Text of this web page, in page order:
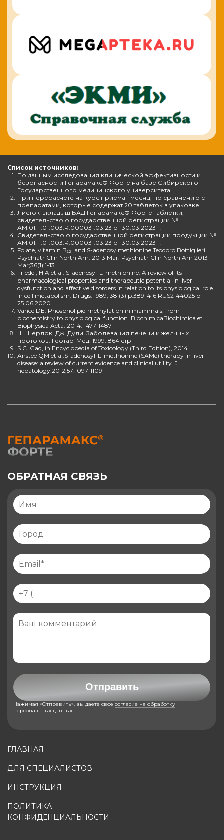
Список источников:
1. По данным исследования клинической эффективности и
безопасности Гепарамакс® Форте на базе Сибирского
Государственного медицинского университета
2. При перерасчете на курс приема 1 месяц, по сравнению с
препаратами, которые содержат 20 таблеток в упаковке
3. Листок-вкладыш БАД Гепарамакс® Форте таблетки,
свидетельство о государственной регистрации №
AM.01.11.01.003.R.000031.03.23 от 30.03.2023 г.
4. Свидетельство о государственной регистрации продукции №
AM.01.11.01.003.R.000031.03.23 от 30.03.2023 г.
5. Folate, vitamin B₁₂, and S-adenosylmethionine Teodoro Bottiglieri.
Psychiatr Clin North Am. 2013 Mar. Psychiatr Clin North Am 2013
Mar;36(1):1-13
6. Friedel, H A et al. S-adenosyl-L-methionine. A review of its
pharmacological properties and therapeutic potential in liver
dysfunction and affective disorders in relation to its physiological role
in cell metabolism. Drugs. 1989; 38 (3) p.389-416 RUS2144025 от
25.06.2020
7. Vance DE. Phospholipid methylation in mammals: from
biochemistry to physiological function. BiochimicaBiochimica et
Biophysica Acta. 2014: 1477-1487
8. Ш.Шерлок, Дж. Дули. Заболевания печени и желчных
протоков. Геотар-Мед. 1999. 864 стр
9. S.C. Gad, in Encyclopedia of Toxicology (Third Edition), 2014
10. Anstee QM et al.S-adenosyl-L-methionine (SAMe) therapy in liver
disease: a review of current evidence and clinical utility. J.
hepatology.2012;57:1097-1109
ГЛАВНАЯ
ДЛЯ СПЕЦИАЛИСТОВ
ИНСТРУКЦИЯ
ПОЛИТИКА
КОНФИДЕНЦИАЛЬНОСТИ
ОБРАТНАЯ СВЯЗЬ
Отправить
Нажимая «Отправить», вы даете свое согласие на обработку
персональных данных